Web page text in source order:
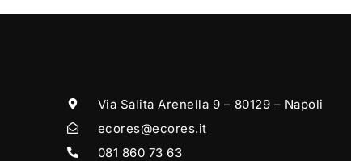
Via Salita Arenella 9 – 80129 – Napoli
ecores@ecores.it
081 860 73 63